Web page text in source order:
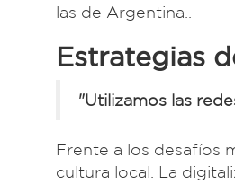
las de Argentina..
Estrategias
"Utilizamos las
Frente a los desafíos
cultura local. La